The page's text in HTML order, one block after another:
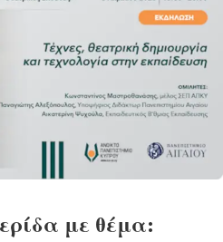
με θέμα: